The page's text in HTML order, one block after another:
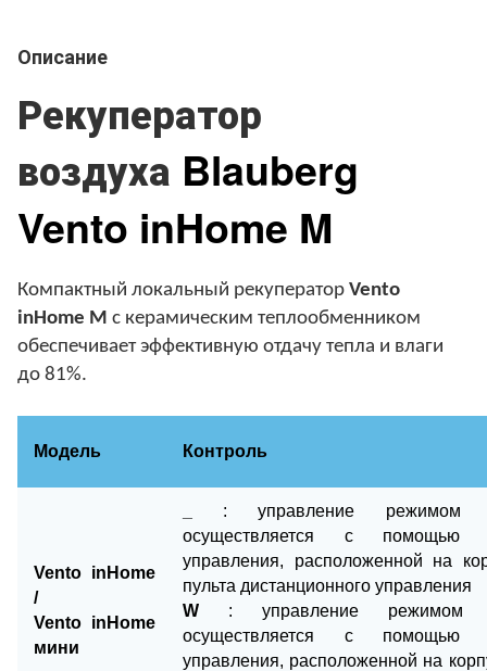
Описание
Рекуператор
воздуха Blauberg
Vento inHome M
Компактный локальный рекуператор Vento
inHome M с керамическим теплообменником
обеспечивает эффективную отдачу тепла и влаги
до 81%.
Модель Контроль
Vento inHome
/
Vento inHome
мини
: управление режимом
осуществляется с помощью
управления, расположенной на
пульта дистанционного управления
W : управление режимом
осуществляется с помощью
управления, расположенной на